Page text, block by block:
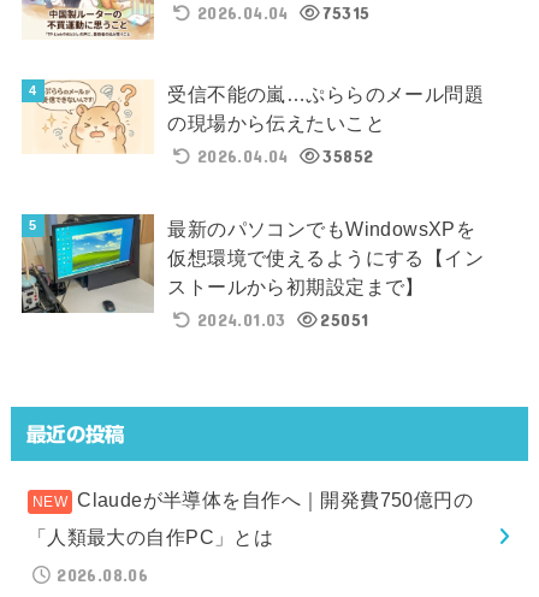
2026.04.04
75315
受信不能の嵐…ぷららのメール問題
の現場から伝えたいこと
2026.04.04
35852
最新のパソコンでもWindowsXPを
仮想環境で使えるようにする【イン
ストールから初期設定まで】
2024.01.03
25051
最近の投稿
Claudeが半導体を自作へ｜開発費750億円の
「人類最大の自作PC」とは
2026.08.06